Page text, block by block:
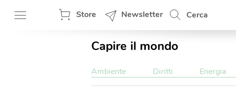
Store Newsletter Cerca
Capire il mondo
Ambiente Diritti Energia